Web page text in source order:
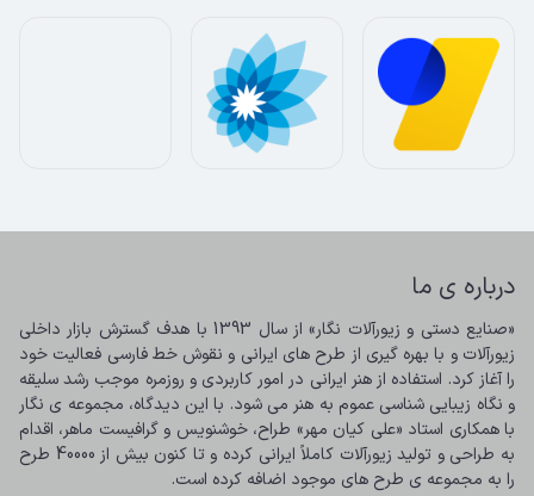
درباره ی ما
را به مجموعه ی طرح های موجود اضافه کرده است.